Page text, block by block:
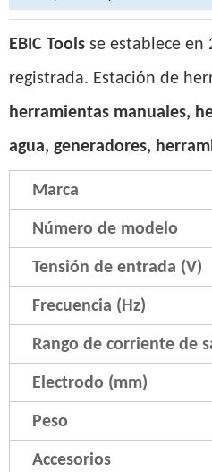
EBIC Toolsse establece en
registrada. Estación de
herramientas manuales,
agua, generadores,
Marca
Número de modelo
Tensión de entrada (V)
Frecuencia (Hz)
Rango de corriente de
Electrodo (mm)
Peso
Accesorios